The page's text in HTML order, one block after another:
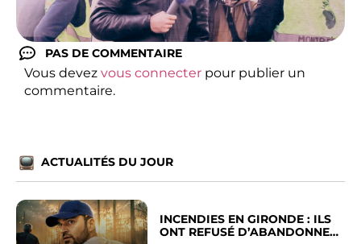
PAS DE COMMENTAIRE
Vous devez vous connecter pour publier un
commentaire.
ACTUALITÉS DU JOUR
INCENDIES EN GIRONDE : ILS
ONT REFUSÉ D’ABANDONNER